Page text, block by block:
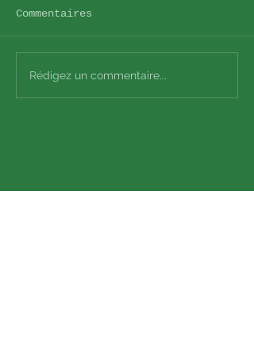
Le RITMO
Commentaires
Rédigez un commentaire...